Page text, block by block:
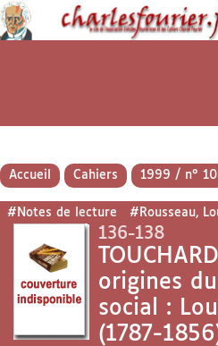
Accueil Cahiers 1999 / n° 10
#Notes de lecture #Rousseau,
136-138
origines
social :
(1787-